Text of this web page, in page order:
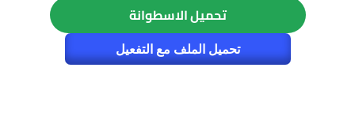
تحميل الاسطوانة
تحميل الملف مع التفعيل